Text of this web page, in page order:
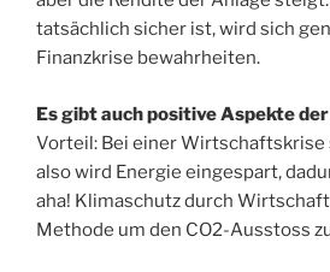
tatsächlich sicher ist, wird sich
Finanzkrise bewahrheiten.
Es gibt auch positive Aspekte
Vorteil: Bei einer Wirtschaftskrise
also wird Energie eingespart,
aha! Klimaschutz durch
Methode um den CO2-Ausstoss